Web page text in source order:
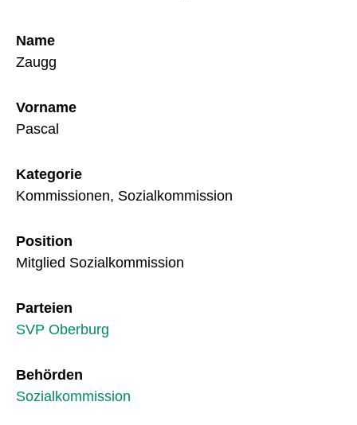
Name
Zaugg
Vorname
Pascal
Kategorie
Kommissionen, Sozialkommission
Position
Mitglied Sozialkommission
Parteien
SVP Oberburg
Behörden
Sozialkommission